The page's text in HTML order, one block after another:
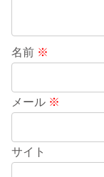
名前 ※
メール ※
サイト